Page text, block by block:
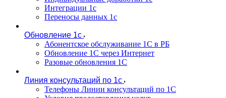
Интеграции 1с
Переносы данных 1с
Обновление 1с
Абонентское обслуживание 1С в РБ
Обновление 1С через Интернет
Разовые обновления 1С
Линия консультаций по 1с
Телефоны Линии консультаций по 1С